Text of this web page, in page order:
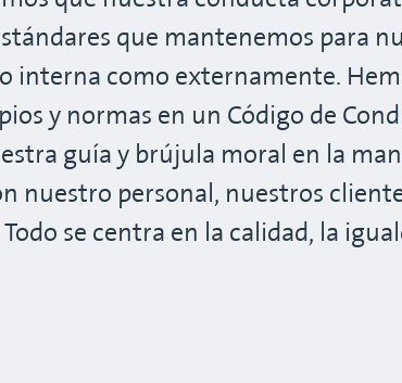
que mantenemos para
interna como externamente.
y normas en un Código de
guía y brújula moral en la
nuestro personal, nuestros
se centra en la calidad, la